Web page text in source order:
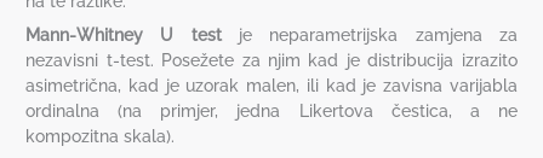
Mann-Whitney U testje neparametrijska zamjena za
nezavisni t-test. Posežete za njim kad je distribucija izrazito
asimetrična, kad je uzorak malen, ili kad je zavisna varijabla
ordinalna (na primjer, jedna Likertova čestica, a ne
kompozitna skala).